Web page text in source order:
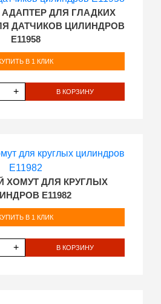
ДЛЯ ГЛАДКИХ
ДАТЧИКОВ ЦИЛИНДРОВ
E11958
В 1 КЛИК
+ В КОРЗИНУ
ХОМУТ ДЛЯ КРУГЛЫХ
E11982
В 1 КЛИК
+ В КОРЗИНУ